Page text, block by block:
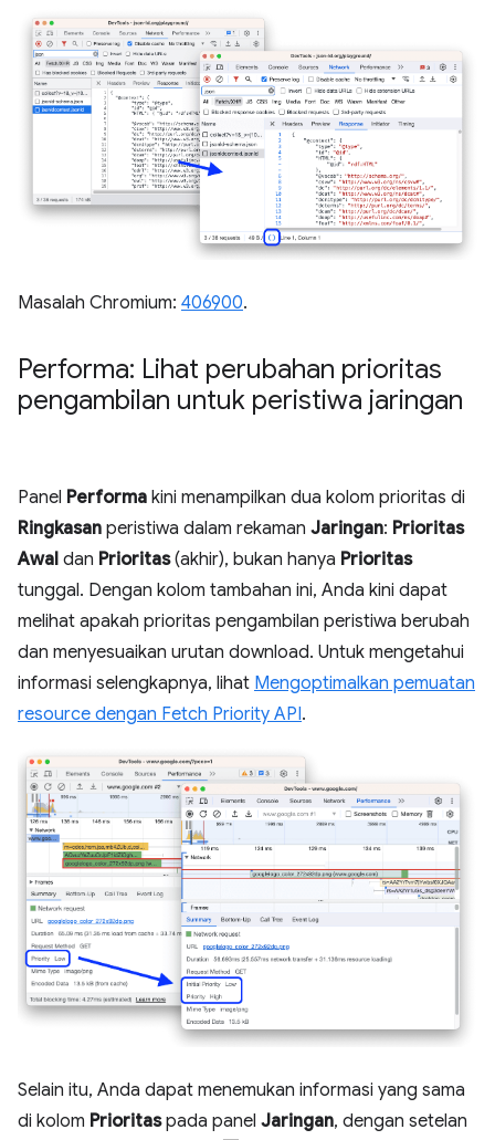
Masalah Chromium: 406900.
Performa: Lihat perubahan prioritas
pengambilan untuk peristiwa jaringan
Panel Performa kini menampilkan dua kolom prioritas di
Ringkasan peristiwa dalam rekaman Jaringan: Prioritas
Awal dan Prioritas(akhir), bukan hanya Prioritas
tunggal. Dengan kolom tambahan ini, Anda kini dapat
melihat apakah prioritas pengambilan peristiwa berubah
dan menyesuaikan urutan download. Untuk mengetahui
informasi selengkapnya, lihat Mengoptimalkan pemuatan
resource dengan Fetch Priority API.
Selain itu, Anda dapat menemukan informasi yang sama
di kolom Prioritaspada panel Jaringan, dengan setelan